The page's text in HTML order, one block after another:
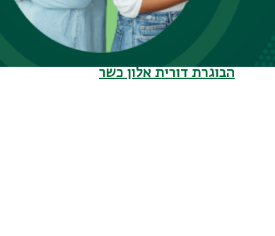
הבוגר משה שטה
הבוגרת ענת בן בסט
הבוגרת דורית אלון כשר